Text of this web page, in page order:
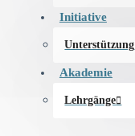
Initiative
Unterstützung
Akademie
Lehrgänge